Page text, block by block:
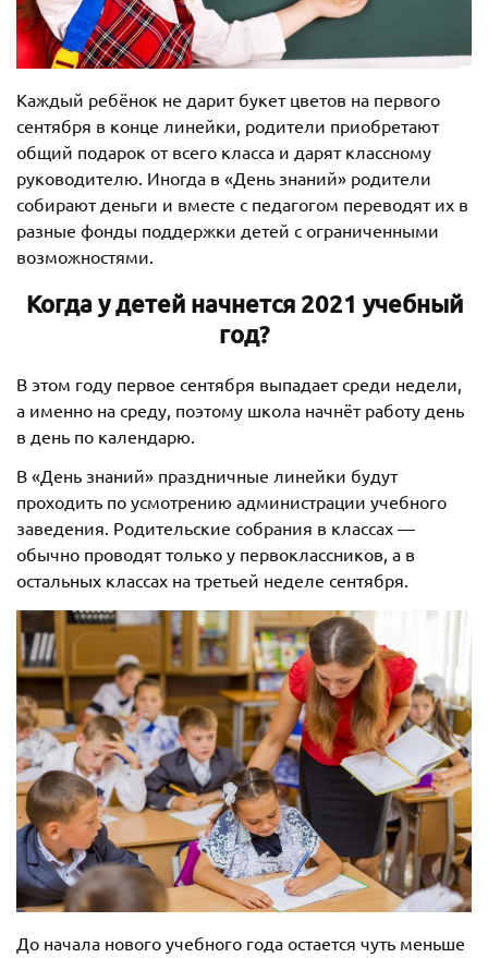
Каждый ребёнок не дарит букет цветов на первого
сентября в конце линейки, родители приобретают
общий подарок от всего класса и дарят классному
руководителю. Иногда в «День знаний» родители
собирают деньги и вместе с педагогом переводят их в
разные фонды поддержки детей с ограниченными
возможностями.
Когда у детей начнется 2021 учебный
год?
В этом году первое сентября выпадает среди недели,
а именно на среду, поэтому школа начнёт работу день
в день по календарю.
В «День знаний» праздничные линейки будут
проходить по усмотрению администрации учебного
заведения. Родительские собрания в классах —
обычно проводят только у первоклассников, а в
остальных классах на третьей неделе сентября.
До начала нового учебного года остается чуть меньше